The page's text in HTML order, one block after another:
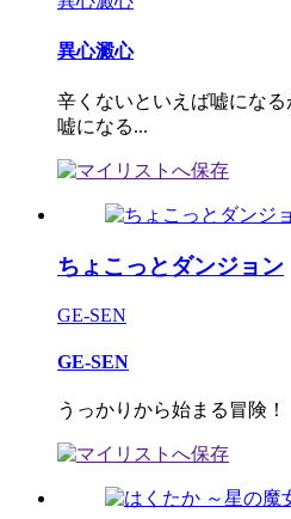
異心澱心
辛くないといえば嘘にな
嘘になる...
ちょこっとダンジョン
GE-SEN
GE-SEN
うっかりから始まる冒険！